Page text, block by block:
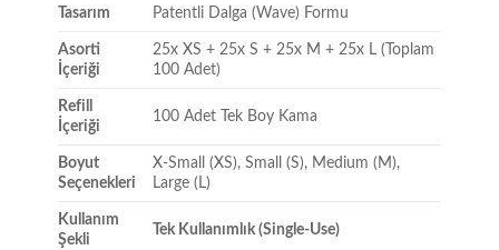
Tasarım Patentli Dalga (Wave) Formu
Asorti
İçeriği
25x XS + 25x S + 25x M + 25x L (Toplam
100 Adet)
Refill
İçeriği
100 Adet Tek Boy Kama
Boyut
Seçenekleri
X-Small (XS), Small (S), Medium (M),
Large (L)
Kullanım
Şekli
Tek Kullanımlık (Single-Use)